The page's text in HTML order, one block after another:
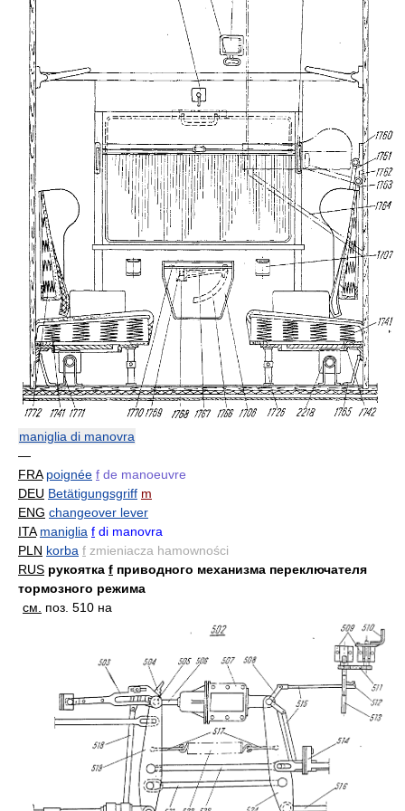
maniglia di manovra
—
FRA poignée f de manoeuvre
DEU Betätigungsgriff m
ENG changeover lever
ITA maniglia f di manovra
PLN korba f zmieniacza hamowności
RUS рукоятка f приводного механизма переключателя
тормозного режима
см.
поз. 510 на